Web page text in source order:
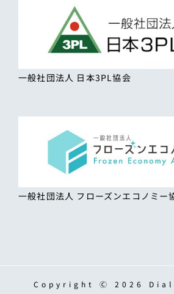
一般社団法人 日本3PL協会
一般社団法人 フローズンエコノミー
Copyright Ⓒ 2026